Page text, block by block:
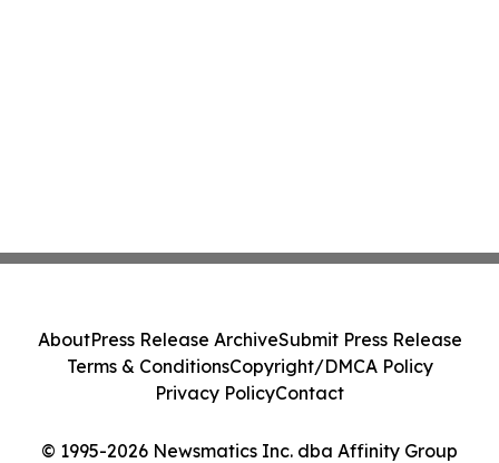
© 1995-2026 Newsmatics Inc. dba Affinity Group
AboutPress Release ArchiveSubmit Press Release
Terms & ConditionsCopyright/DMCA Policy
Privacy PolicyContact